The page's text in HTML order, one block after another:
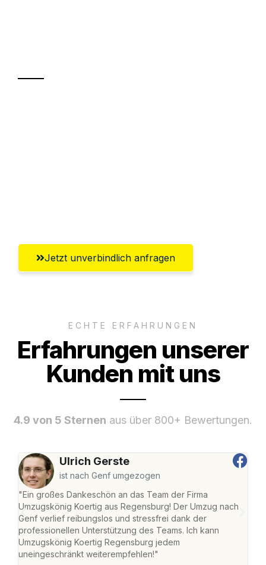
Jetzt unverbindlich anfragen
ECHTE ERFAHRUNGEN
Erfahrungen unserer
Kunden mit uns
4.9 von 5 Sternen aus über 800+ Bewertungen.
Ulrich Gerste
ist nach Genf umgezogen
"Ein großes Dankeschön an das Team der Firma
Umzugskönig Koertig aus Regensburg! Der Umzug nach
Genf verlief reibungslos und stressfrei dank der
professionellen Unterstützung des Teams. Ich kann
Umzugskönig Koertig Regensburg jedem
uneingeschränkt weiterempfehlen!"